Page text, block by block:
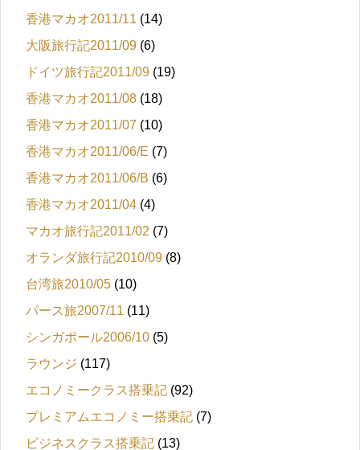
香港マカオ2011/11 (14)
大阪旅行記2011/09 (6)
ドイツ旅行記2011/09 (19)
香港マカオ2011/08 (18)
香港マカオ2011/07 (10)
香港マカオ2011/06/E (7)
香港マカオ2011/06/B (6)
香港マカオ2011/04 (4)
マカオ旅行記2011/02 (7)
オランダ旅行記2010/09 (8)
台湾旅2010/05 (10)
パース旅2007/11 (11)
シンガポール2006/10 (5)
ラウンジ (117)
エコノミークラス搭乗記 (92)
プレミアムエコノミー搭乗記 (7)
ビジネスクラス搭乗記 (13)